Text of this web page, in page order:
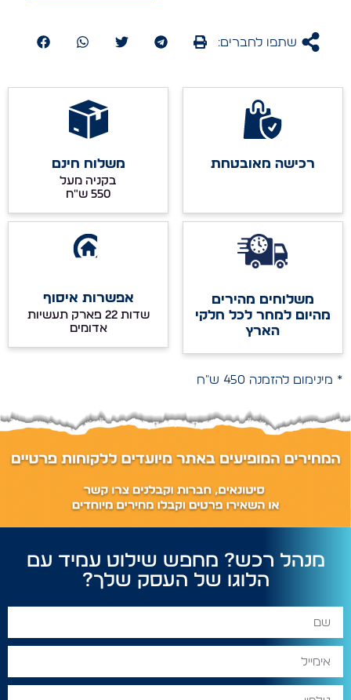
שתפו לחברים:
רכישה מאובטחת משלוח חינם
בקניה מעל
משלוחים מהירים
מהיום למחר לכל חלקי
הארץ
אפשרות איסוף
שדות 22 פארק תעשיות
אדומים
* מינימום להזמנה 450 ש"ח
מנהל רכש? מחפש שילוט עמיד עם
הלוגו של העסק שלך?